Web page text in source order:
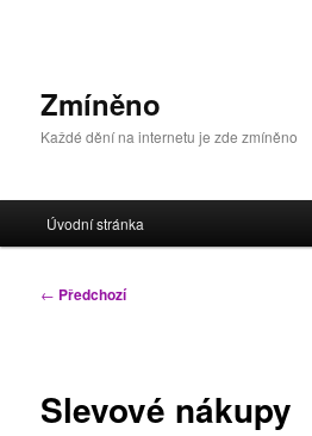
Zmíněno
Každé dění na internetu je zde zmíněno
navigační
Úvodní stránka
Navigace
← Předchozí
Slevové nákupy